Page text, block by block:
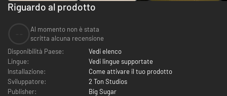
Riguardo al prodotto
Al momento non è stata
scritta alcuna recensione
Disponibilità Paese:
Vedi elenco
Lingue:
Vedi lingue supportate
Installazione:
Come attivare il tuo prodotto
Sviluppatore:
2 Ton Studios
Publisher:
Big Sugar